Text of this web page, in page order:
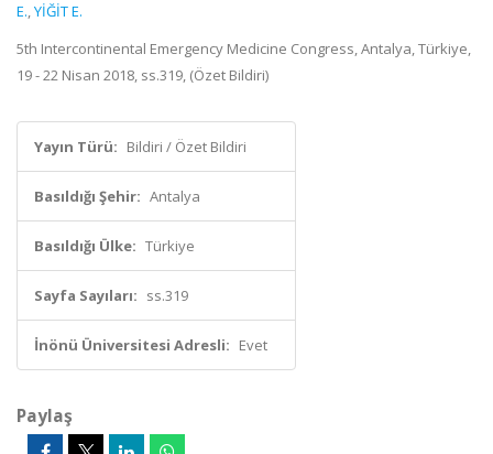
E.,YİĞİT E.
5th Intercontinental Emergency Medicine Congress, Antalya, Türkiye,
19 - 22 Nisan 2018, ss.319, (Özet Bildiri)
Yayın Türü: Bildiri / Özet Bildiri
Basıldığı Şehir: Antalya
Basıldığı Ülke: Türkiye
Sayfa Sayıları: ss.319
İnönü Üniversitesi Adresli: Evet
Paylaş